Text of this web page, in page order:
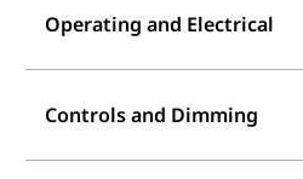
Operating and Electrical
Controls and Dimming